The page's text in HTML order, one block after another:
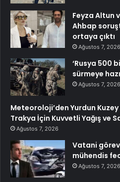
Feyza Altun
Ahbap
ortaya çıktı
Ağustos 7, 2026
‘Rusya 500
sürmeye
Ağustos 7, 2026
Meteoroloji’den Yurdun
Trakya İçin Kuvvetli Yağış ve
Ağustos 7, 2026
Vatani
mühendis
Ağustos 7, 2026